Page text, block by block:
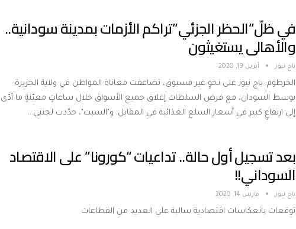
في ظلّ”الحظر الجزئي”تراكم الأزمات بمدينة سودانية..
والأهالى يستغيثون
باج نيوز أبريل 19, 2020
الخرطوم: باج نيوز على نحوٍ غير مسبوق، تضاعفت معاناة المواطن في ولاية الجزيرة
بوسط السودان، مع فرض السلطات إغلاق جميع الأسواق خلال ساعاتٍ معيّنةٍ ما أدّى
إلى ارتفاعٍ كبير في أسعار السلع الغذائية في المقابل. و"السبت"، حدّدت لجنتي…
بعد تسجيل أول حالة.. تداعيات “كورونا” على الاقتصاد
السوداني!!
باج نيوز مارس 14, 2020
توقعات بانعكاسات اقتصادية سالبة على العديد من القطاعات